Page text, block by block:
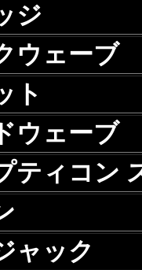
ジ
ウェーブ
ト
ウェーブ
ティコン
ャック